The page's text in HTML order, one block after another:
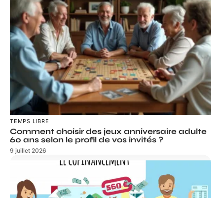
TEMPS LIBRE
Comment choisir des jeux anniversaire adulte
60 ans selon le profil de vos invités ?
9 juillet 2026